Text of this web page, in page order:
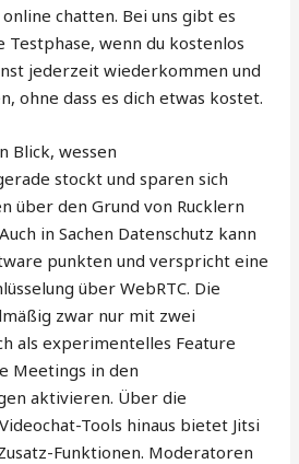
chatten. Bei uns gibt es
wenn du kostenlos
jederzeit wiederkommen und
ohne dass es dich etwas kostet.
Blick, wessen
stockt und sparen sich
über den Grund von Rucklern
in Sachen Datenschutz kann
punkten und verspricht eine
über WebRTC. Die
zwar nur mit zwei
als experimentelles Feature
Meetings in den
aktivieren. Über die
Tools hinaus bietet Jitsi
Funktionen. Moderatoren